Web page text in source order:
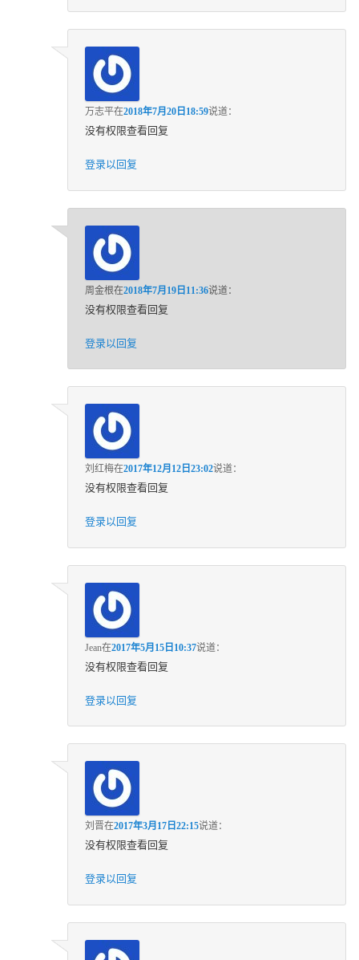
万志平在2018年7月20日18:59说道：
没有权限查看回复
登录以回复
周金根在2018年7月19日11:36说道：
没有权限查看回复
登录以回复
刘红梅在2017年12月12日23:02说道：
没有权限查看回复
登录以回复
Jean在2017年5月15日10:37说道：
没有权限查看回复
登录以回复
刘晋在2017年3月17日22:15说道：
没有权限查看回复
登录以回复